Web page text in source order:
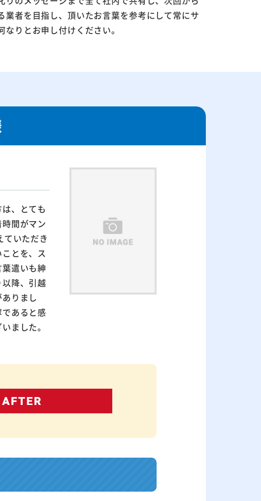
者を目指し、頂いたお言葉を参考にして常にサ
りとお申し付けください。
、とても
間がマン
いただき
とを、ス
遣いも紳
降、引越
りまし
あると感
ました。